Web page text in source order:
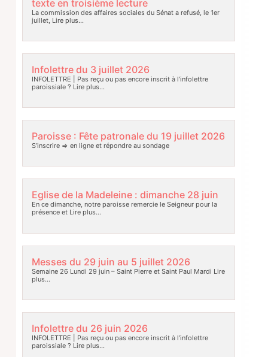
texte en troisième lecture
La commission des affaires sociales du Sénat a refusé, le 1er
juillet, Lire plus…
Infolettre du 3 juillet 2026
INFOLETTRE | Pas reçu ou pas encore inscrit à l’infolettre
paroissiale ? Lire plus…
Paroisse : Fête patronale du 19 juillet 2026
S’inscrire => en ligne et répondre au sondage
Eglise de la Madeleine : dimanche 28 juin
En ce dimanche, notre paroisse remercie le Seigneur pour la
présence etLire plus…
Messes du 29 juin au 5 juillet 2026
Semaine 26 Lundi 29 juin – Saint Pierre et Saint Paul Mardi Lire
plus…
Infolettre du 26 juin 2026
INFOLETTRE | Pas reçu ou pas encore inscrit à l’infolettre
paroissiale ? Lire plus…